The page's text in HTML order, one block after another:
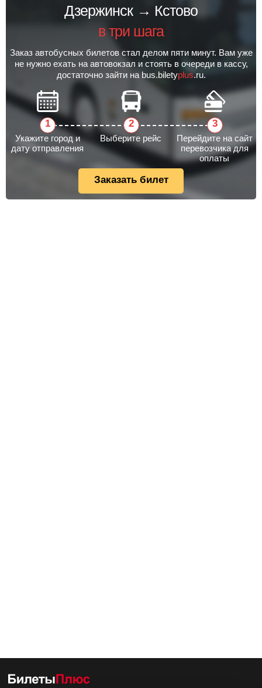
Дзержинск → Кстово
в три шага
Заказ автобусных билетов стал делом пяти минут. Вам уже
не нужно ехать на автовокзал и стоять в очереди в кассу,
достаточно зайти на bus.biletyplus.ru.
Укажите город и
дату отправления
Выберите рейс
Перейдите на сайт
перевозчика для
оплаты
Заказать билет